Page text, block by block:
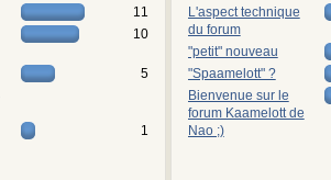
11
10
5
1
L'aspect technique
du forum
"petit" nouveau
"Spaamelott" ?
Bienvenue sur le
forum Kaamelott de
Nao ;)